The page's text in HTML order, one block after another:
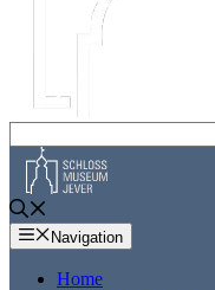
Navigation
Home